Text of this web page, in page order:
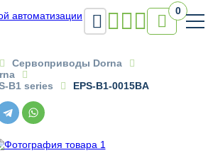
 0
Сервоприводы Dorna
B1 series
EPS-B1-0015BA